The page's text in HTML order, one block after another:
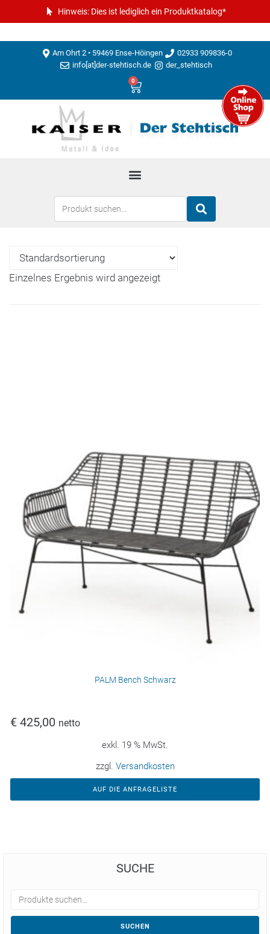
Hinweis: Dies ist lediglich ein Produktkatalog*
Am Ohrt 2 • 59469 Ense-Höingen
02933 909836-0
info[at]der-stehtisch.de
der_stehtisch
0
Einzelnes Ergebnis wird angezeigt
PALM Bench Schwarz
€ 425,00 netto
exkl. 19 % MwSt.
zzgl. Versandkosten
AUF DIE ANFRAGELISTE
SUCHE
SUCHEN